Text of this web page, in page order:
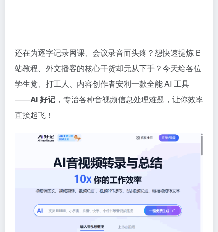
还在为逐字记录网课、会议录音而头疼？想快速提炼 B
站教程、外文播客的核心干货却无从下手？今天给各位
学生党、打工人、内容创作者安利一款全能 AI 工具
——AI 好记 ，专治各种音视频信息处理难题，让你效率
直接起飞！